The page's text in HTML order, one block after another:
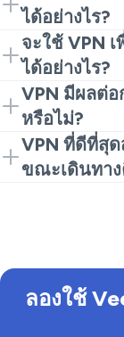
บริการคุณภาพ
Tinder ปกติเห
ได้อย่างไร?
เชื่อมต่อกับเซิ
หากคุณพบปัญห
ครั้ง นี่เป็นวิธี
สำหรับ Tinder
จะใช้ VPN
ได้อย่างไร?
เชื่อมต่อกับต
คือวิธีการใช้
ที่สุดและทำไ
VPN มีผลต่อ
หรือไม่?
VPN อาจเปลี่
ผลกระทบต่อผู้
VPN ที่ดีที่สุ
ขณะเดินทาง
ลองใช้